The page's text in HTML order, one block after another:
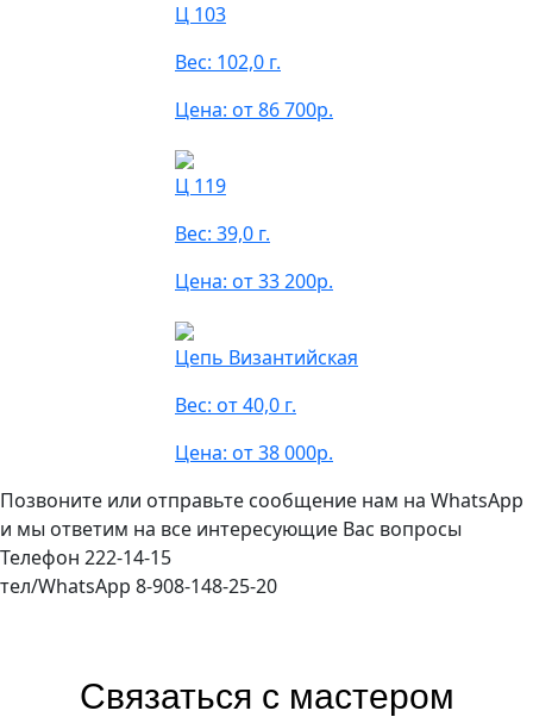
Ц 103
Вес: 102,0 г.
Цена: от 86 700р.
Ц 119
Вес: 39,0 г.
Цена: от 33 200р.
Цепь Византийская
Вес: от 40,0 г.
Цена: от 38 000р.
Позвоните или отправьте сообщение нам на WhatsApp
и мы ответим на все интересующие Вас вопросы
Телефон 222-14-15
тел/WhatsApp 8-908-148-25-20
Связаться с мастером